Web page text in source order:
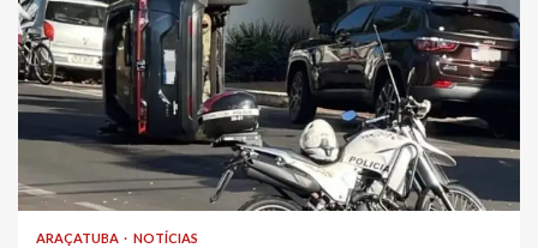
ARAÇATUBA NOTÍCIAS